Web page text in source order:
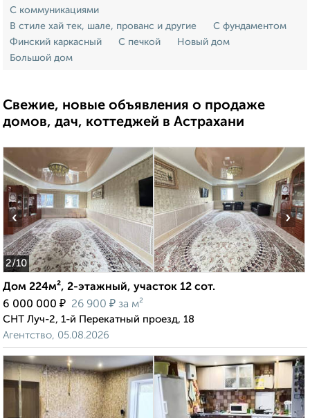
С коммуникациями
В стиле хай тек, шале, прованс и другие
С фундаментом
Финский каркасный
С печкой
Новый дом
Большой дом
Свежие, новые объявления о продаже
домов, дач, коттеджей в Астрахани
2/10
‹ ›
Дом 224м², 2-этажный, участок 12 сот.
6 000 000 ₽ 26 900 ₽ за м²
СНТ Луч-2, 1-й Перекатный проезд, 18
Агентство, 05.08.2026